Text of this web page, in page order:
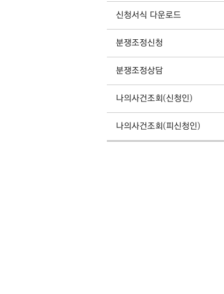
신청서식 다운로드
분쟁조정신청
분쟁조정상담
나의사건조회(신청인)
나의사건조회(피신청인)